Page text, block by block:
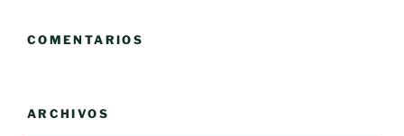
COMENTARIOS
ARCHIVOS